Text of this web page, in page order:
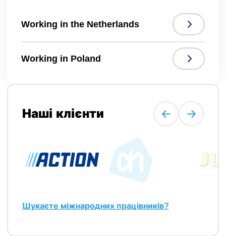
Working in the Netherlands
Working in Poland
Наші клієнти
Шукаєте міжнародних працівників?